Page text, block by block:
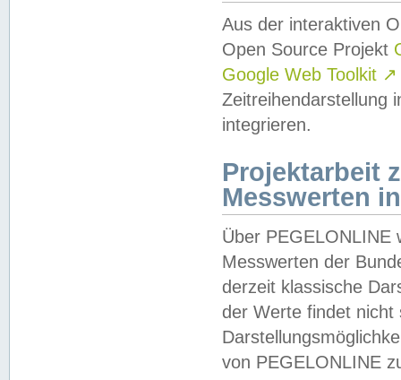
Aus der interaktiven
Open Source Projekt
Google Web Toolkit ↗
Zeitreihendarstellung
integrieren.
Projektarbeit
Messwerten
Über PEGELONLINE
Messwerten der
derzeit klassische
der Werte findet
von PEGELONLINE